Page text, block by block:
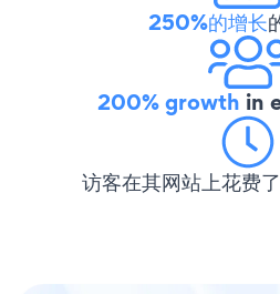
250%的增长
200% growth in
访客在其网站上花费了